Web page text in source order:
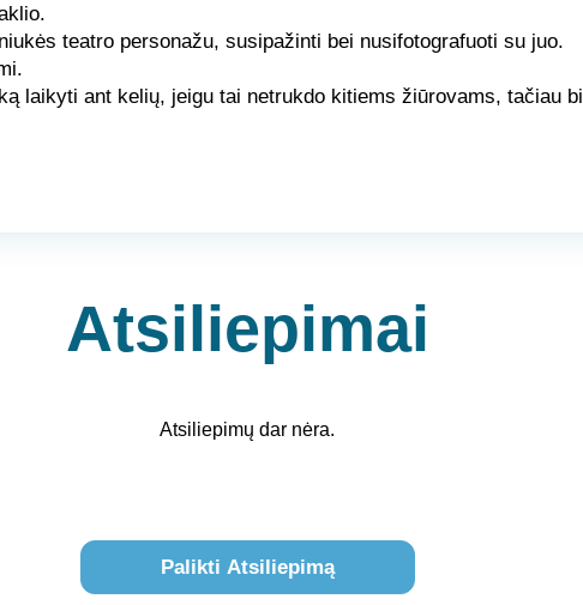
teatro personažu, susipažinti bei nusifotografuoti su juo.
laikyti ant kelių, jeigu tai netrukdo kitiems žiūrovams, tačiau
Atsiliepimai
Atsiliepimų dar nėra.
Palikti Atsiliepimą